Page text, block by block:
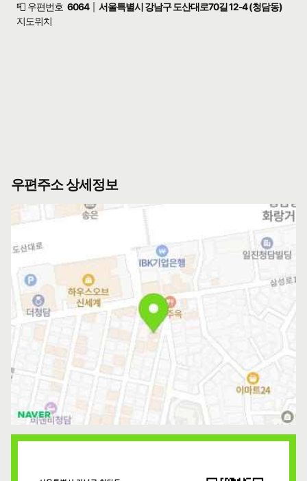
📮 우편번호 6064
서울특별시 강남구 도산대로70길 12-4 (청담동)
지도위치
우편주소 상세정보